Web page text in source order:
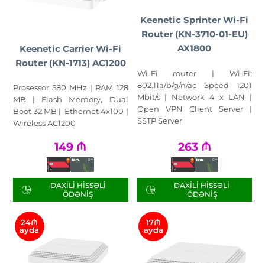
Keenetic Carrier Wi-Fi
Router (KN-1713) AC1200
Prosessor 580 MHz | RAM 128
MB | Flash Memory, Dual
Boot 32 MB | Ethernet 4x100 |
Wireless AC1200
149 ₼
DAXILI HISSƏLI
ÖDƏNIŞ
Keenetic Sprinter Wi-Fi
Router (KN-3710-01-EU)
AX1800
Wi-Fi router | Wi-Fi:
802.11a/b/g/n/ac Speed 1201
Mbit/s | Network 4 x LAN |
Open VPN Client Server |
SSTP Server
263 ₼
DAXILI HISSƏLI
ÖDƏNIŞ
24₼
ayda
17₼
ayda